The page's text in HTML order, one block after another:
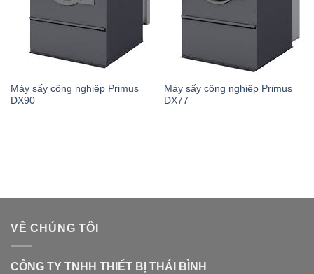
Máy sấy công nghiệp Primus
DX90
Máy sấy công nghiệp Primus
DX77
VỀ CHÚNG TÔI
CÔNG TY TNHH THIẾT BỊ THÁI BÌNH